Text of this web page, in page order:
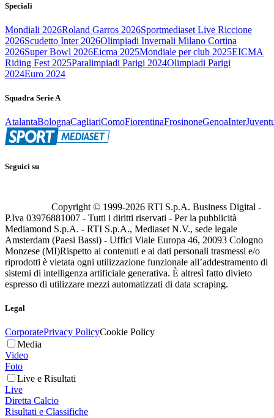
Speciali
Mondiali 2026Roland Garros 2026Sportmediaset Live Riccione
2026Scudetto Inter 2026Olimpiadi Invernali Milano Cortina
2026Super Bowl 2026Eicma 2025Mondiale per club 2025EICMA
Riding Fest 2025Paralimpiadi Parigi 2024Olimpiadi Parigi
2024Euro 2024
Squadra Serie A
AtalantaBolognaCagliariComoFiorentinaFrosinoneGenoaInter
Seguici su
Copyright © 1999-2026 RTI S.p.A. Business Digital -
P.Iva 03976881007 - Tutti i diritti riservati - Per la pubblicità
Mediamond S.p.A. - RTI S.p.A., Mediaset N.V., sede legale
Amsterdam (Paesi Bassi) - Uffici Viale Europa 46, 20093 Cologno
Monzese (MI)Rispetto ai contenuti e ai dati personali trasmessi e/o
riprodotti è vietata ogni utilizzazione funzionale all’addestramento di
sistemi di intelligenza artificiale generativa. È altresì fatto divieto
espresso di utilizzare mezzi automatizzati di data scraping.
Legal
CorporatePrivacy PolicyCookie Policy
Media
Video
Foto
Live e Risultati
Live
Diretta Calcio
Risultati e Classifiche